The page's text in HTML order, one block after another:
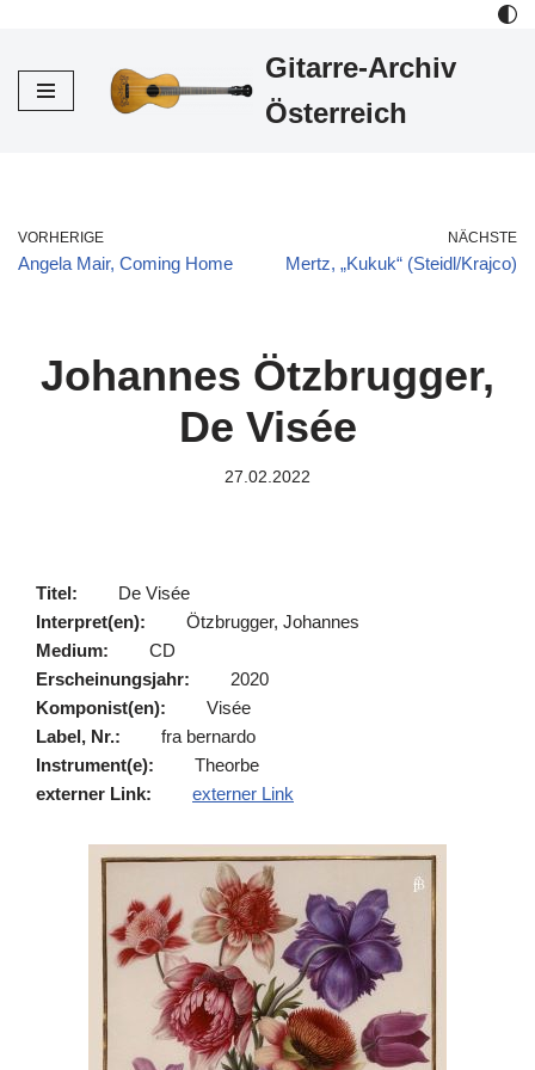
Inhalt
Gitarre-Archiv
Österreich
VORHERIGE
Angela Mair, Coming Home
NÄCHSTE
Mertz, „Kukuk“ (Steidl/Krajco)
Johannes Ötzbrugger,
De Visée
27.02.2022
Titel:
De Visée
Interpret(en):
Ötzbrugger, Johannes
Medium:
CD
Erscheinungsjahr:
2020
Komponist(en):
Visée
Label, Nr.:
fra bernardo
Instrument(e):
Theorbe
externer Link:
externer Link